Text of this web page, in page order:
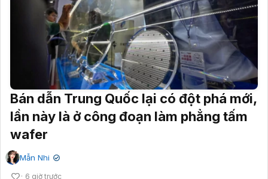
Bán dẫn Trung Quốc lại có đột phá mới,
lần này là ở công đoạn làm phẳng tấm
wafer
Mẫn Nhi ✔
6 giờ trước